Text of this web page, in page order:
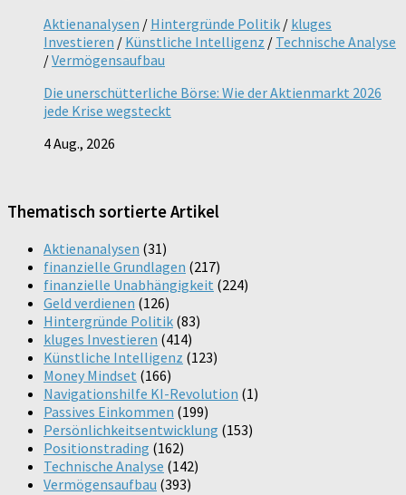
Aktienanalysen / Hintergründe Politik / kluges
Investieren / Künstliche Intelligenz / Technische Analyse
/Vermögensaufbau
Die unerschütterliche Börse: Wie der Aktienmarkt 2026
jede Krise wegsteckt
4 Aug., 2026
Thematisch sortierte Artikel
Aktienanalysen (31)
finanzielle Grundlagen (217)
finanzielle Unabhängigkeit (224)
Geld verdienen (126)
Hintergründe Politik (83)
kluges Investieren (414)
Künstliche Intelligenz (123)
Money Mindset (166)
Navigationshilfe KI-Revolution (1)
Passives Einkommen (199)
Persönlichkeitsentwicklung (153)
Positionstrading (162)
Technische Analyse (142)
Vermögensaufbau (393)